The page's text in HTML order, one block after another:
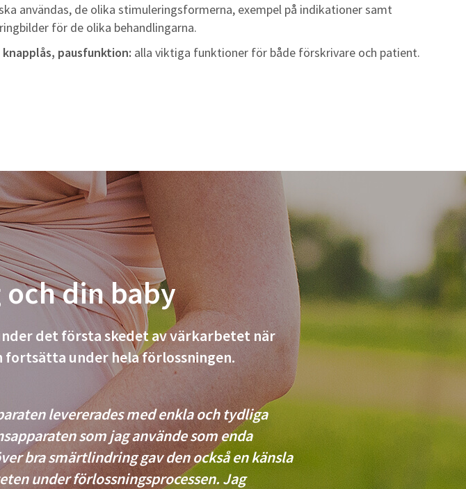
användas, de olika stimuleringsformerna, exempel på indikationer samt
för de olika behandlingarna.
knapplås, pausfunktion: alla viktiga funktioner för både förskrivare och patient.
din baby
det första skedet av värkarbetet när
fortsätta under hela förlossningen.
levererades med enkla och tydliga
som jag använde som enda
bra smärtlindring gav den också en känsla
under förlossningsprocessen. Jag